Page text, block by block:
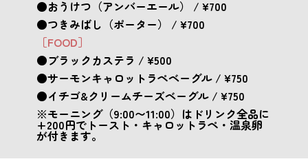
●おうけつ（アンバーエール） / ¥700
●つきみばし（ポーター） / ¥700
［FOOD］
●ブラックカステラ / ¥500
●サーモンキャロットラペベーグル / ¥750
●イチゴ&クリームチーズベーグル / ¥750
※モーニング（9:00〜11:00）はドリンク全品に
+200円でトースト・キャロットラペ・温泉卵
が付きます。